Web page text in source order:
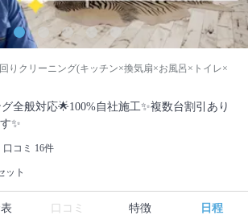
回りクリーニング(キッチン×換気扇×お風呂×トイレ×
全般対応🌟100%自社施工✨複数台割引あり
✨
口コミ 16件
ット
口コミ 特徴 日程